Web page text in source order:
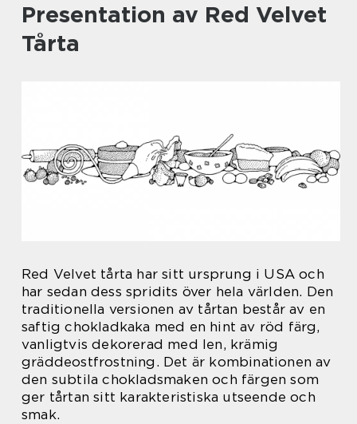
Presentation av Red Velvet
Tårta
Red Velvet tårta har sitt ursprung i USA och
har sedan dess spridits över hela världen. Den
traditionella versionen av tårtan består av en
saftig chokladkaka med en hint av röd färg,
vanligtvis dekorerad med len, krämig
gräddeostfrostning. Det är kombinationen av
den subtila chokladsmaken och färgen som
ger tårtan sitt karakteristiska utseende och
smak.